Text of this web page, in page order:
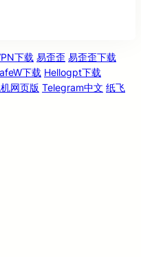
下载 易歪歪 易歪歪下载
下载 Hellogpt下载
网页版 Telegram中文 纸飞